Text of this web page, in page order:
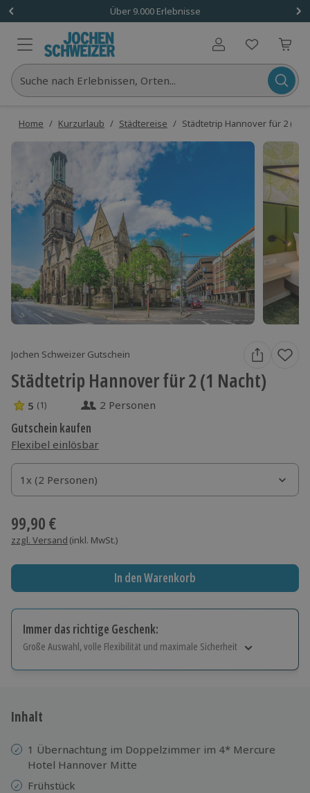
Über 9.000 Erlebnisse
Benutzerkonto
Suche nach Erlebnissen, Orten...
Home / Kurzurlaub / Städtereise / Städtetrip Hannover für 2 (1
Jochen Schweizer Gutschein
Städtetrip Hannover für 2 (1 Nacht)
5 Sterne von 5 aus 1 Bewertungen
5 (1) 2 Personen
Gutschein kaufen
Flexibel einlösbar
1x (2 Personen)
1x (2 Personen)
1x (2 Personen)
99,90 €
zzgl. Versand (inkl. MwSt.)
In den Warenkorb
Immer das richtige Geschenk:
Große Auswahl, volle Flexibilität und maximale Sicherheit
Jeder Gutschein für alle Erlebnisse einlösbar.
10 Jahre gültig & verlängerbar.
Inhalt
1 Übernachtung im Doppelzimmer im 4* Mercure
Hotel Hannover Mitte
Frühstück